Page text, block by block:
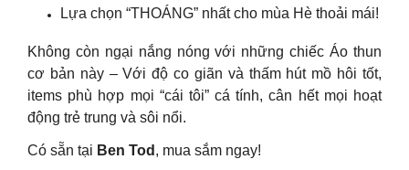
Lựa chọn “THOÁNG” nhất cho mùa Hè thoải mái!
Không còn ngại nắng nóng với những chiếc Áo thun
cơ bản này – Với độ co giãn và thấm hút mồ hôi tốt,
items phù hợp mọi “cái tôi” cá tính, cân hết mọi hoạt
động trẻ trung và sôi nổi.
Có sẵn tại Ben Tod , mua sắm ngay!